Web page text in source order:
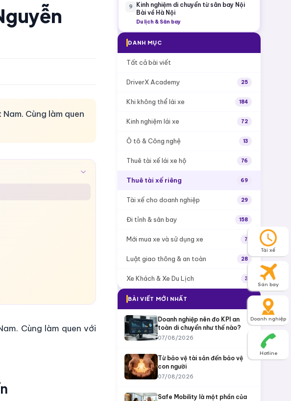
Cùng làm quen
Cùng làm quen với
9
Kinh nghiệm di chuyển từ sân bay Nội
Bài về Hà Nội
Du lịch & Sân bay
DANH MỤC
Tất cả bài viết
DriverX Academy 25
Khi không thể lái xe 184
Kinh nghiệm lái xe 72
Ô tô & Công nghệ 13
Thuê tài xế lái xe hộ 76
Thuê tài xế riêng 69
Tài xế cho doanh nghiệp 29
Đi tỉnh & sân bay 158
Mới mua xe và sử dụng xe 7
Luật giao thông & an toàn 28
Xe Khách & Xe Du Lịch 3
BÀI VIẾT MỚI NHẤT
Doanh nghiệp nên đo KPI an
toàn di chuyển như thế nào?
07/08/2026
Từ bảo vệ tài sản đến bảo vệ
con người
07/08/2026
Safe Mobility là một phần của
Tài xế
Sân bay
Doanh nghiệp
Hotline